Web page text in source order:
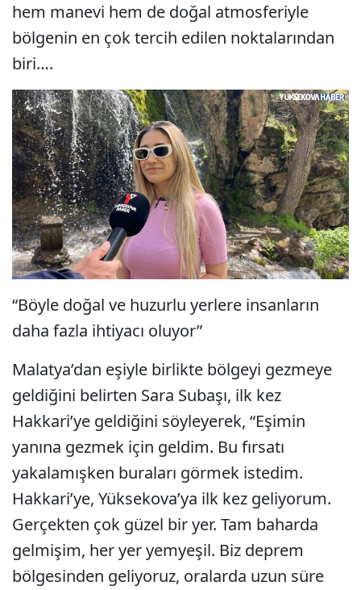
hem manevi hem de doğal atmosferiyle
bölgenin en çok tercih edilen noktalarından
biri….
“Böyle doğal ve huzurlu yerlere insanların
daha fazla ihtiyacı oluyor”
Malatya’dan eşiyle birlikte bölgeyi gezmeye
geldiğini belirten Sara Subaşı, ilk kez
Hakkari’ye geldiğini söyleyerek, “Eşimin
yanına gezmek için geldim. Bu fırsatı
yakalamışken buraları görmek istedim.
Hakkari’ye, Yüksekova’ya ilk kez geliyorum.
Gerçekten çok güzel bir yer. Tam baharda
gelmişim, her yer yemyeşil. Biz deprem
bölgesinden geliyoruz, oralarda uzun süre